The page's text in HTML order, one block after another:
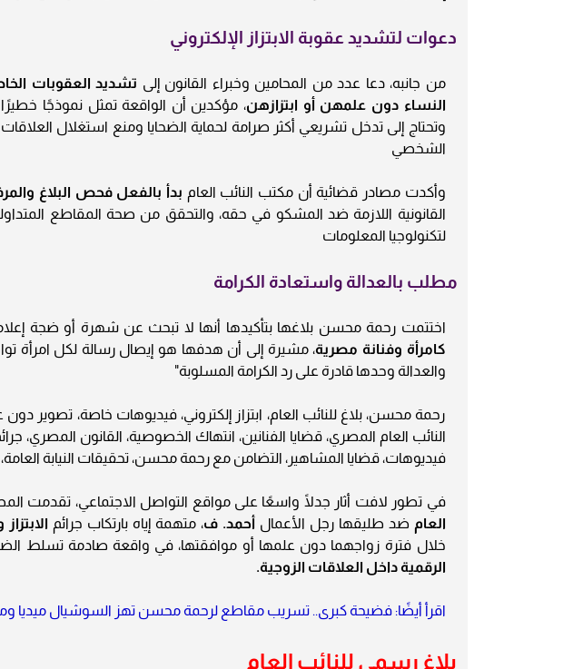
دعوات لتشديد عقوبة الابتزاز الإلكتروني
من جانبه، دعا عدد من المحامين وخبراء القانون إلى تشديد العقوبات
النساء دون علمهن أو ابتزازهن، مؤكدين أن الواقعة تمثل نموذجًا
وتحتاج إلى تدخل تشريعي أكثر صرامة لحماية الضحايا ومنع استغلال
الشخصي
وأكدت مصادر قضائية أن مكتب النائب العام بدأ بالفعل فحص البلاغ
القانونية اللازمة ضد المشكو في حقه، والتحقق من صحة المقاطع المتداولة
لتكنولوجيا المعلومات
مطلب بالعدالة واستعادة الكرامة
اختتمت رحمة محسن بلاغها بتأكيدها أنها لا تبحث عن شهرة أو ضجة
كامرأة وفنانة مصرية، مشيرة إلى أن هدفها هو إيصال رسالة لكل امرأة
والعدالة وحدها قادرة على رد الكرامة المسلوبة"
رحمة محسن، بلاغ للنائب العام، ابتزاز إلكتروني، فيديوهات خاصة، تصوير دون
النائب العام المصري، قضايا الفنانين، انتهاك الخصوصية، القانون المصري،
فيديوهات، قضايا المشاهير، التضامن مع رحمة محسن، تحقيقات النيابة
في تطور لافت أثار جدلًا واسعًا على مواقع التواصل الاجتماعي، تقدمت
العام ضد طليقها رجل الأعمال أحمد. ف، متهمة إياه بارتكاب جرائم
خلال فترة زواجهما دون علمها أو موافقتها، في واقعة صادمة تسلط
الرقمية داخل العلاقات الزوجية.
اقرأ أيضًا: فضيحة كبرى.. تسريب مقاطع لرحمة محسن تهز السوشيال ميديا
بلاغ رسمي للنائب العام